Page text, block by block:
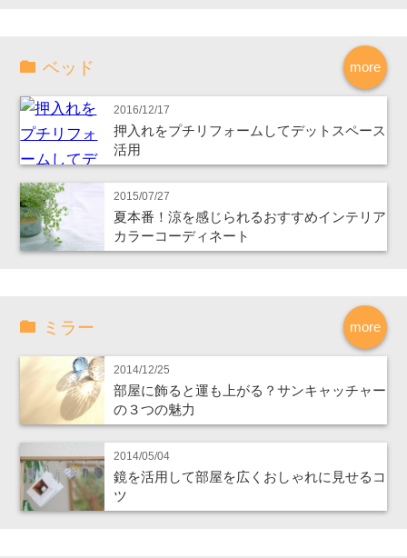
more
ベッド
2016/12/17
押入れをプチリフォームしてデットスペース
活用
2015/07/27
夏本番！涼を感じられるおすすめインテリア
カラーコーディネート
more
ミラー
2014/12/25
部屋に飾ると運も上がる？サンキャッチャー
の３つの魅力
2014/05/04
鏡を活用して部屋を広くおしゃれに見せるコ
ツ